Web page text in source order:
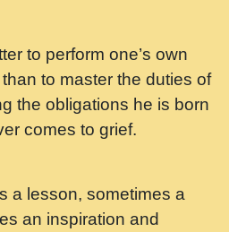
शर रध.... Shri
ji maharaj.mp3
लगा - भजन भाव - 2018 -
Gyananand Ji
नकज कमर Yahi Hasraten
#bhajan.mp3
to perform one’s own
to master the duties of
the obligations he is born
comes to grief.
a lesson, sometimes a
an inspiration and